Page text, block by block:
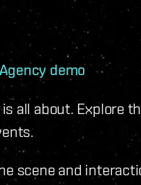
demo
all about. Explore
scene and